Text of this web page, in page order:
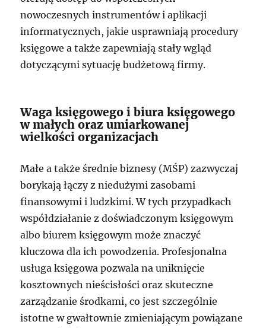
nowoczesnych instrumentów i aplikacji
informatycznych, jakie usprawniają procedury
księgowe a także zapewniają stały wgląd
dotyczącymi sytuację budżetową firmy.
Waga księgowego i biura księgowego
w małych oraz umiarkowanej
wielkości organizacjach
Małe a także średnie biznesy (MŚP) zazwyczaj
borykają łączy z niedużymi zasobami
finansowymi i ludzkimi. W tych przypadkach
współdziałanie z doświadczonym księgowym
albo biurem księgowym może znaczyć
kluczowa dla ich powodzenia. Profesjonalna
usługa księgowa pozwala na uniknięcie
kosztownych nieścisłości oraz skuteczne
zarządzanie środkami, co jest szczególnie
istotne w gwałtownie zmieniającym powiązane